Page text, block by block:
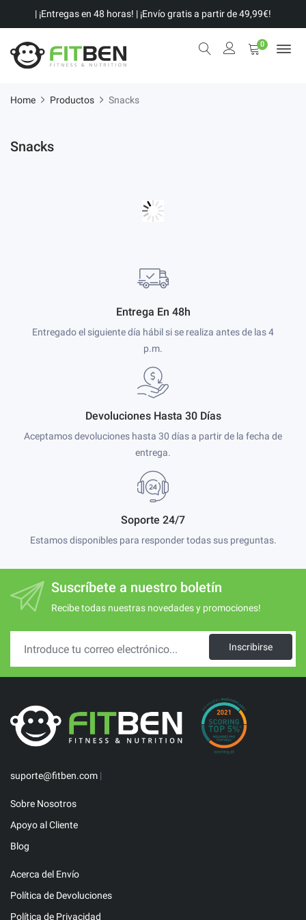
| ¡Entregas en 48 horas! | ¡Envío gratis a partir de 49,99€!
0
Home Productos Snacks
Snacks
Entrega En 48h
Entregado el siguiente día hábil si se realiza antes de las 4
p.m.
Devoluciones Hasta 30 Días
Aceptamos devoluciones hasta 30 días a partir de la fecha de
entrega.
Soporte 24/7
Estamos disponibles para responder todas sus preguntas.
Suscríbete a nuestro boletín
Recibe todas nuestras novedades y promociones!
Inscribirse
suporte@fitben.com |
Sobre Nosotros
Apoyo al Cliente
Blog
Acerca del Envío
Política de Devoluciones
Política de Privacidad